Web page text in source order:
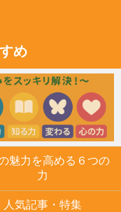
め
魅力を高める６つの
力
人気記事・特集